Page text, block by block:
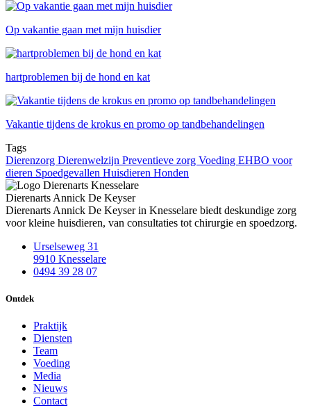
Op vakantie gaan met mijn huisdier
hartproblemen bij de hond en kat
Vakantie tijdens de krokus en promo op tandbehandelingen
Tags
Dierenzorg Dierenwelzijn Preventieve zorg Voeding EHBO voor
dieren Spoedgevallen Huisdieren Honden
Dierenarts Annick De Keyser
Dierenarts Annick De Keyser in Knesselare biedt deskundige zorg
voor kleine huisdieren, van consultaties tot chirurgie en spoedzorg.
Urselseweg 31
9910 Knesselare
0494 39 28 07
Ontdek
Praktijk
Diensten
Team
Voeding
Media
Nieuws
Contact